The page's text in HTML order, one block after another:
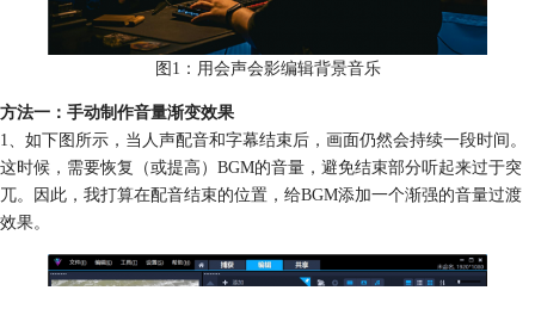
图1：用会声会影编辑背景音乐
方法一：手动制作音量渐变效果
1、如下图所示，当人声配音和字幕结束后，画面仍然会持续一段时间。
这时候，需要恢复（或提高）BGM的音量，避免结束部分听起来过于突
兀。因此，我打算在配音结束的位置，给BGM添加一个渐强的音量过渡
效果。